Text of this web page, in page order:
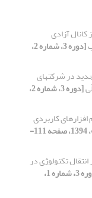
کانال آزادی
[دوره 3، شماره 2،
در شرکتهای
[دوره 3، شماره 2،
کاربردی
[دوره 3، شماره 4، 1394، صفحه 111-
تکنولوژی در
[دوره 3، شماره 1،